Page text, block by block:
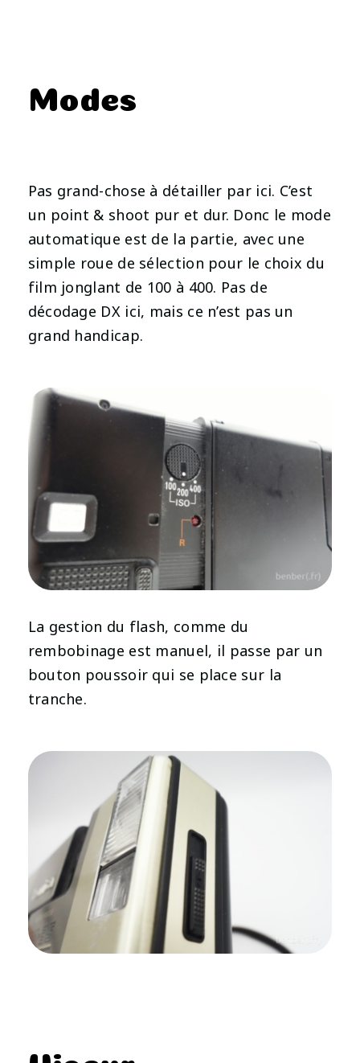
Modes
Pas grand-chose à détailler par ici. C’est
un point & shoot pur et dur. Donc le mode
automatique est de la partie, avec une
simple roue de sélection pour le choix du
film jonglant de 100 à 400. Pas de
décodage DX ici, mais ce n’est pas un
grand handicap.
La gestion du flash, comme du
rembobinage est manuel, il passe par un
bouton poussoir qui se place sur la
tranche.